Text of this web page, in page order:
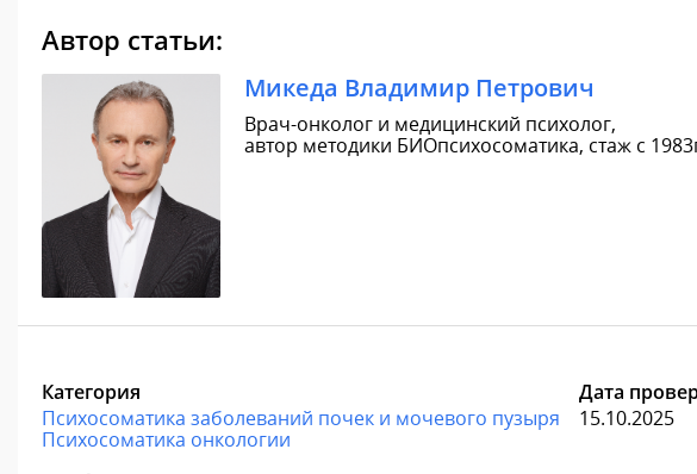
Автор статьи:
Микеда Владимир Петрович
Врач-онколог и медицинский психолог,
автор методики БИОпсихосоматика, стаж с
Категория
Психосоматика заболеваний почек и мочевого пузыря
Психосоматика онкологии
Дата
15.10.2025